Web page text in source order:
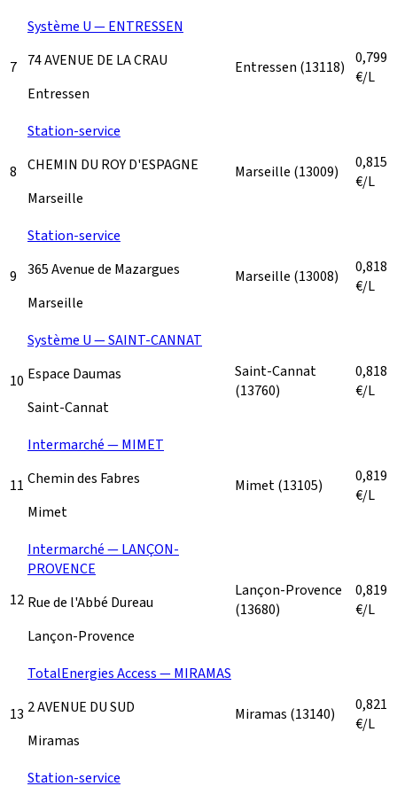
7
Système U — ENTRESSEN
74 AVENUE DE LA CRAU
Entressen
Entressen (13118) 0,799
€/L
8
Station-service
CHEMIN DU ROY D'ESPAGNE
Marseille
Marseille (13009)
0,815
€/L
9
Station-service
365 Avenue de Mazargues
Marseille
Marseille (13008)
0,818
€/L
10
Système U — SAINT-CANNAT
Espace Daumas
Saint-Cannat
Saint-Cannat
(13760)
0,818
€/L
11
Intermarché — MIMET
Chemin des Fabres
Mimet
Mimet(13105)
0,819
€/L
12
Intermarché — LANÇON-
PROVENCE
Rue de l'Abbé Dureau
Lançon-Provence
Lançon-Provence
(13680)
0,819
€/L
13
TotalEnergies Access — MIRAMAS
2 AVENUE DU SUD
Miramas
Miramas (13140)
0,821
€/L
Station-service